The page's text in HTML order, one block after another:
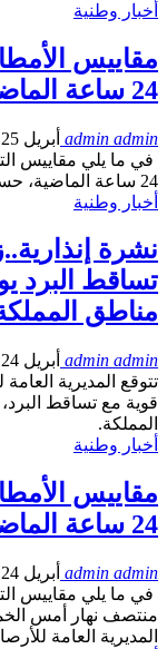
أخبار وطنية
مقاييس
24 ساعة الماضية
admin admin أبريل 25, 2026
في ما يلي مقاييس
24 ساعة الماضية، حسب المديرية العامة للأرصاد الجوية:
أخبار وطنية
نشرة
تساقط البرد
مناطق
admin admin أبريل 24, 2026
تتوقع المديرية
قوية مع تساقط
المملكة.
أخبار وطنية
مقاييس
24 ساعة الماضية
admin admin أبريل 24, 2026
في ما يلي مقاييس
منتصف نهار أمس
المديرية العامة